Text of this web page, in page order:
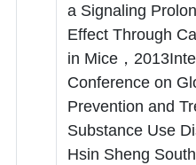
a Signaling
Effect Through
in Mice，
Conference on
Prevention and
Substance Use
Hsin Sheng